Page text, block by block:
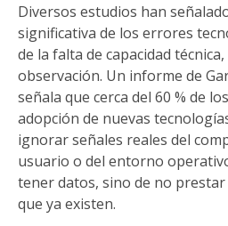
Diversos estudios han
significativa de los errores
de la falta de capacidad
observación. Un informe de
señala que cerca del 60 % de
adopción de nuevas
ignorar señales reales del
usuario o del entorno
tener datos, sino de no
que ya existen.